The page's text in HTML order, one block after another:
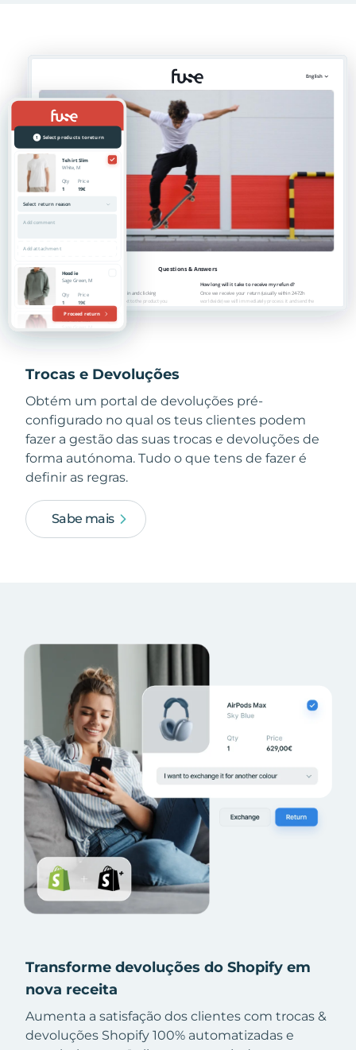
Trocas e Devoluções
Obtém um portal de devoluções pré-
configurado no qual os teus clientes podem
fazer a gestão das suas trocas e devoluções de
forma autónoma. Tudo o que tens de fazer é
definir as regras.
Sabe mais
Transforme devoluções do Shopify em
nova receita
Aumenta a satisfação dos clientes com trocas &
devoluções Shopify 100% automatizadas e